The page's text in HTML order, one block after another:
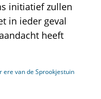
initiatief zullen
in ieder geval
heeft
ere van de Sprookjestuin